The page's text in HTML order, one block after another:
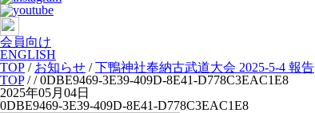
会員向け
ENGLISH
TOP / お知らせ /下鴨神社奉納古武道大会 2025-5-4 報告
TOP// 0DBE9469-3E39-409D-8E41-D778C3EAC1E8
2025年05月04日
0DBE9469-3E39-409D-8E41-D778C3EAC1E8